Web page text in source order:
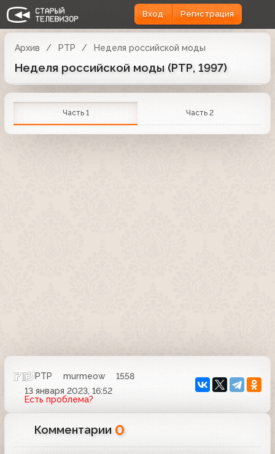
Вход Регистрация
Архив РТР Неделя российской моды
Неделя российской моды (РТР, 1997)
Часть 1 Часть 2
РТР murmeow
1558
13 января 2023, 16:52
Есть проблема?
Комментарии 0